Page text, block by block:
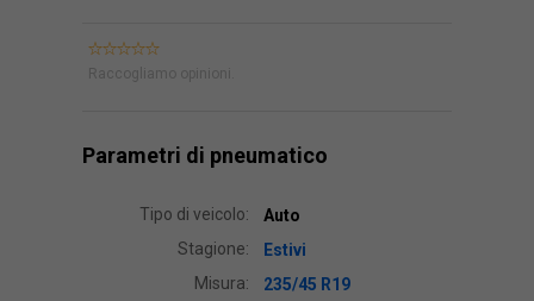
Raccogliamo opinioni.
Parametri di pneumatico
Tipo di veicolo:
Auto
Stagione:
Estivi
Misura:
235/45 R19